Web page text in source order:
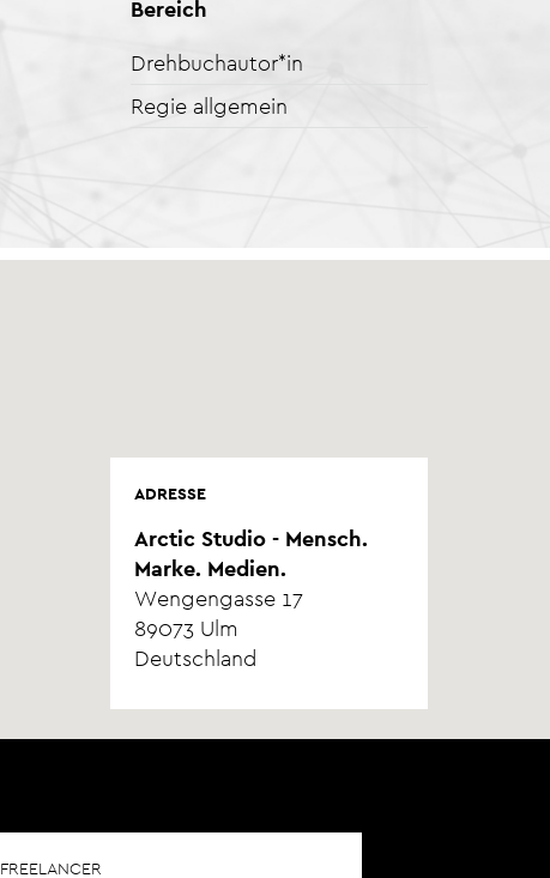
Bereich
Drehbuchautor*in
Regie allgemein
ADRESSE
Arctic Studio - Mensch.
Marke. Medien.
Wengengasse 17
89073 Ulm
Deutschland
FREELANCER